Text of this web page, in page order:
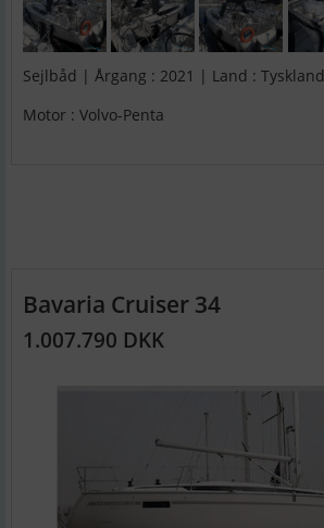
Sejlbåd | Årgang : 2021 | Land : Tyskland
Motor : Volvo-Penta
Bavaria Cruiser 34
1.007.790 DKK